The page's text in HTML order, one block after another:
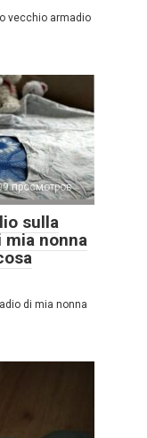
vecchio armadio
просмотров
sulla
mia nonna
di mia nonna